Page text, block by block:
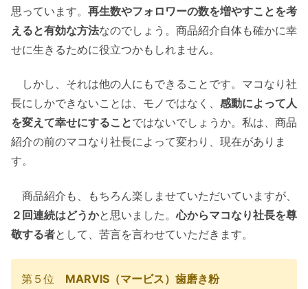
思っています。 再生数やフォロワーの数を増やすことを考
えると有効な方法なのでしょう。商品紹介自体も確かに幸
せに生きるために役立つかもしれません。
しかし、それは他の人にもできることです。マコなり社
長にしかできないことは、モノではなく、 感動によって人
を変えて幸せにすることではないでしょうか。私は、商品
紹介の前のマコなり社長によって変わり、現在がありま
す。
商品紹介も、もちろん楽しませていただいていますが、
２回連続はどうかと思いました。心からマコなり社長を尊
敬する者として、苦言を言わせていただきます。
第５位 MARVIS（マービス）歯磨き粉